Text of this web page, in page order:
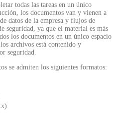
todas las tareas en un único
los documentos van y vienen a
datos de la empresa y flujos de
seguridad, ya que el material es más
los documentos en un único espacio
archivos está contenido y
seguridad.
se admiten los siguientes formatos: